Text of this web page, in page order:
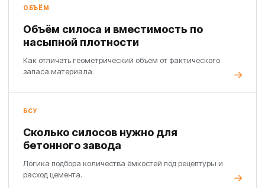
ОБЪЁМ
Объём силоса и вместимость по
насыпной плотности
Как отличать геометрический объём от фактического
запаса материала.
БСУ
Сколько силосов нужно для
бетонного завода
Логика подбора количества ёмкостей под рецептуры и
расход цемента.